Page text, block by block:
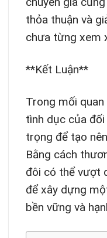
thỏa thuận và
chưa từng xem
**Kết Luận**
Trong mối quan
tình dục của
trọng để tạo
Bằng cách
đôi có thể vượt
để xây dựng
bền vững và